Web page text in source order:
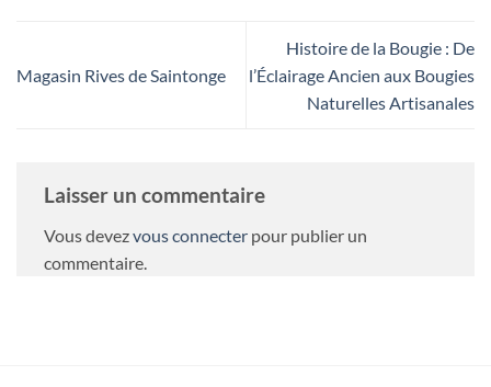
Magasin Rives de Saintonge
Histoire de la Bougie : De
l’Éclairage Ancien aux Bougies
Naturelles Artisanales
Laisser un commentaire
Vous devezvous connecter pour publier un
commentaire.